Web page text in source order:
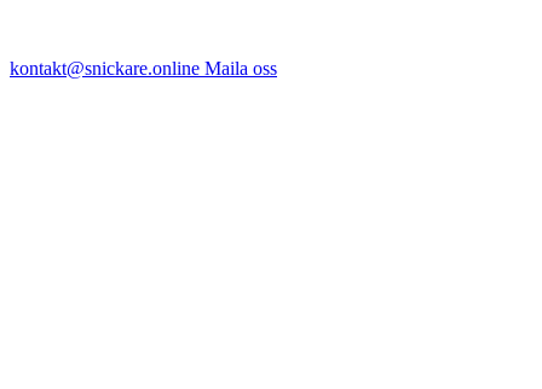
kontakt@snickare.online Maila oss